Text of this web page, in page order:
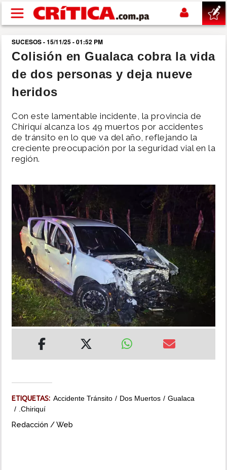
Pasar al contenido principal
buscar
SUCESOS
POLÍTICA
SHOW
DEPORTES
MUNDO
INSÓLITAS
MULTIMEDIA
IMPRESO
SUCESOS - 15/11/25 - 01:52 PM
Colisión en Gualaca cobra la vida
de dos personas y deja nueve
heridos
Con este lamentable incidente, la provincia de
Chiriquí alcanza los 49 muertos por accidentes
de tránsito en lo que va del año, reflejando la
creciente preocupación por la seguridad vial en la
región.
ETIQUETAS: Accidente Tránsito Dos Muertos
Gualaca
.Chiriquí
Redacción / Web